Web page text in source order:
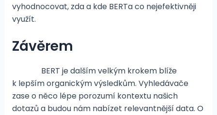
vyhodnocovat, zda a kde BERTa co nejefektivněji
využít.
Závěrem
BERT je dalším velkým krokem blíže
k lepším organickým výsledkům. Vyhledávače
zase o něco lépe porozumí kontextu našich
dotazů a budou nám nabízet relevantnější data. O